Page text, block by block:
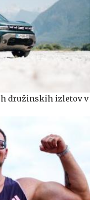
družinskih izletov v